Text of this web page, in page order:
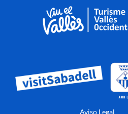
Aviso Legal